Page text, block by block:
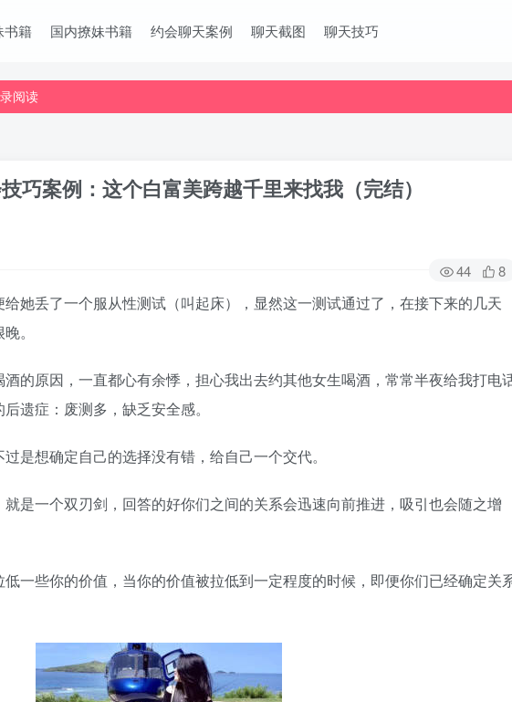
书籍 国内撩妹书籍 约会聊天案例 聊天截图 聊天技巧
阅读
阅读
巧案例：这个白富美跨越千里来找我（完结）
44 8
她丢了一个服从性测试（叫起床），显然这一测试通过了，在接下来的几天
。
的原因，一直都心有余悸，担心我出去约其他女生喝酒，常常半夜给我打电
遗症：废测多，缺乏安全感。
是想确定自己的选择没有错，给自己一个交代。
是一个双刃剑，回答的好你们之间的关系会迅速向前推进，吸引也会随之增
一些你的价值，当你的价值被拉低到一定程度的时候，即便你们已经确定关